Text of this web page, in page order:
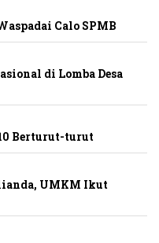
Calo SPMB
di Lomba Desa
Berturut-turut
UMKM Ikut